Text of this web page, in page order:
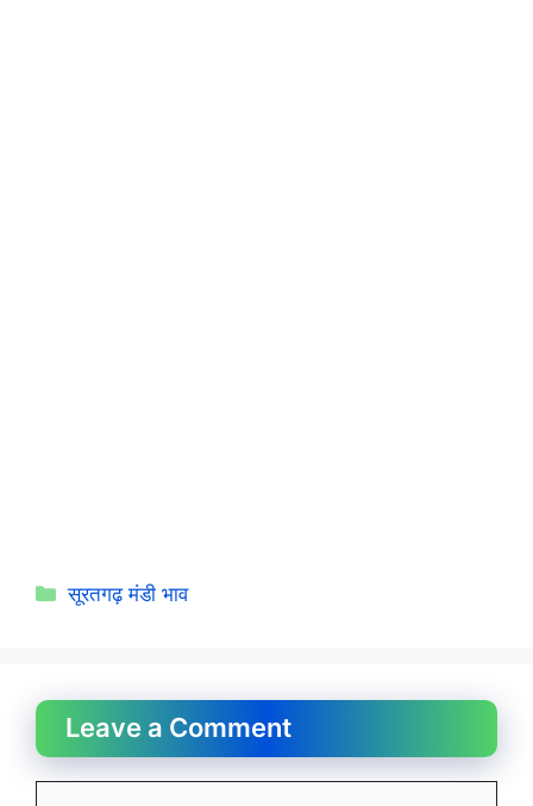
Categories
सूरतगढ़ मंडी भाव
Leave a Comment